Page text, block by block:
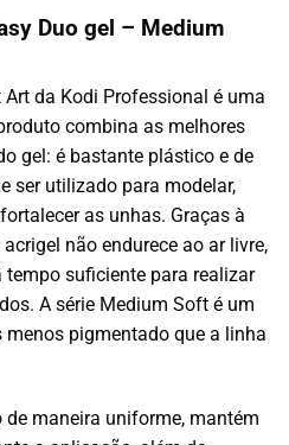
Duo gel – Medium
da Kodi Professional é uma
combina as melhores
gel: é bastante plástico e de
ser utilizado para modelar,
as unhas. Graças à
não endurece ao ar livre,
suficiente para realizar
A série Medium Soft é um
pigmentado que a linha
maneira uniforme, mantém